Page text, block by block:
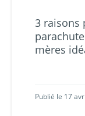
3 raisons
mères
Publié le 17